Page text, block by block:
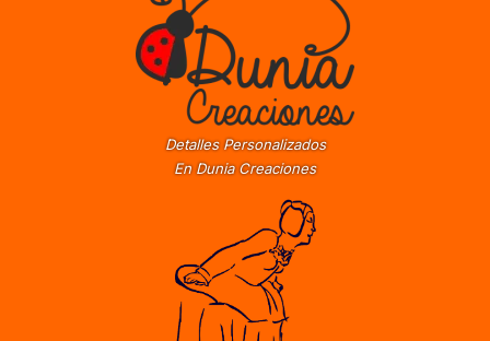
Detalles Personalizados
En Dunia Creaciones